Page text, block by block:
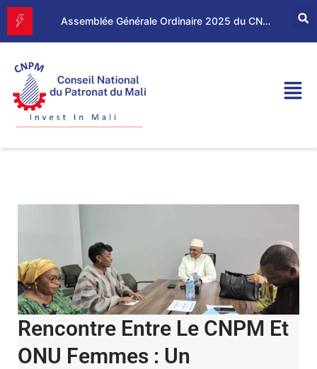
Assemblée Générale Ordinaire 2025 du CNPM
Rencontre Entre Le CNPM Et
ONU Femmes : Un